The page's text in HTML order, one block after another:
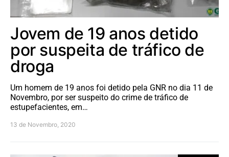
Jovem de 19 anos detido
por suspeita de tráfico de
droga
Um homem de 19 anos foi detido pela GNR no dia 11 de
Novembro, por ser suspeito do crime de tráfico de
estupefacientes, em…
13 de Novembro, 2020